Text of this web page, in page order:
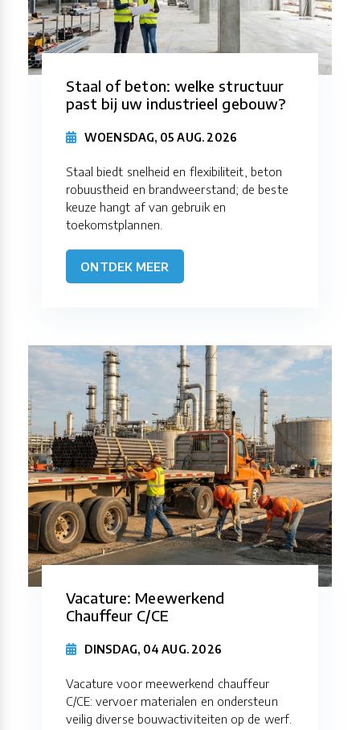
Staal of beton: welke structuur
past bij uw industrieel gebouw?
WOENSDAG, 05 AUG. 2026
Staal biedt snelheid en flexibiliteit, beton
robuustheid en brandweerstand; de beste
keuze hangt af van gebruik en
toekomstplannen.
ONTDEK MEER
Vacature: Meewerkend
Chauffeur C/CE
DINSDAG, 04 AUG. 2026
Vacature voor meewerkend chauffeur
C/CE: vervoer materialen en ondersteun
veilig diverse bouwactiviteiten op de werf.